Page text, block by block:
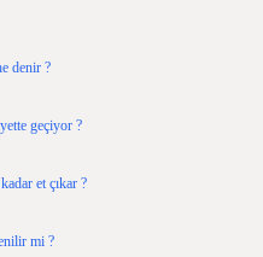
denir ?
geçiyor ?
et çıkar ?
mi ?